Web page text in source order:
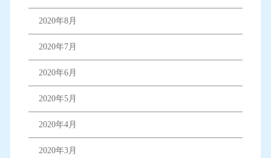
2020年8月
2020年7月
2020年6月
2020年5月
2020年4月
2020年3月